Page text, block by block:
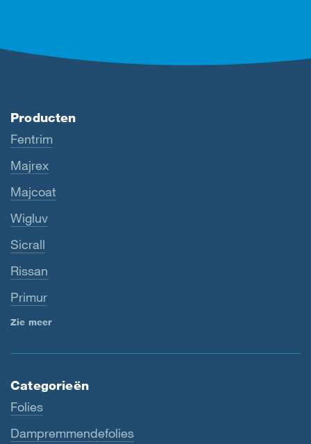
Producten
Fentrim
Majrex
Majcoat
Wigluv
Sicrall
Rissan
Primur
Zie meer
Categorieën
Folies
Dampremmendefolies